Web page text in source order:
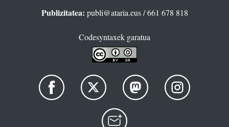
Publizitatea: publi@ataria.eus/ 661 678 818
Codesyntaxek garatua